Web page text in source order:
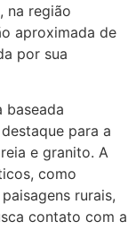
na região
aproximada de
por sua
baseada
para a
e granito. A
como
rurais,
contato com a
?